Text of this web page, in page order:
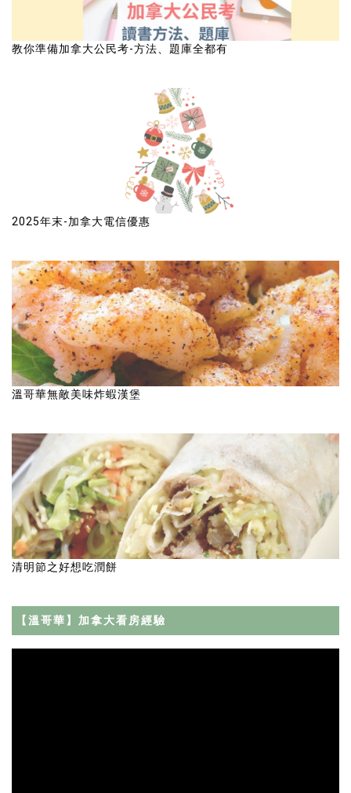
教你準備加拿大公民考-方法、題庫全都有
2025年末-加拿大電信優惠
溫哥華無敵美味炸蝦漢堡
清明節之好想吃潤餅
【溫哥華】加拿大看房經驗